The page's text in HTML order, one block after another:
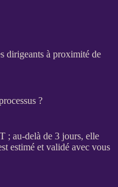
dirigeants à proximité de
?
; au-delà de 3 jours, elle
estimé et validé avec vous